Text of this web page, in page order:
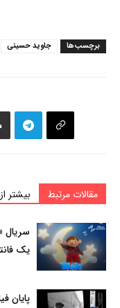
برچسب‌ها جاوید حسینی
مقالات مرتبط بیشتر
سریال
یک
پایان